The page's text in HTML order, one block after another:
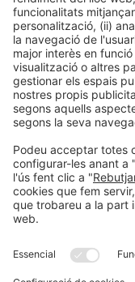
Informació general